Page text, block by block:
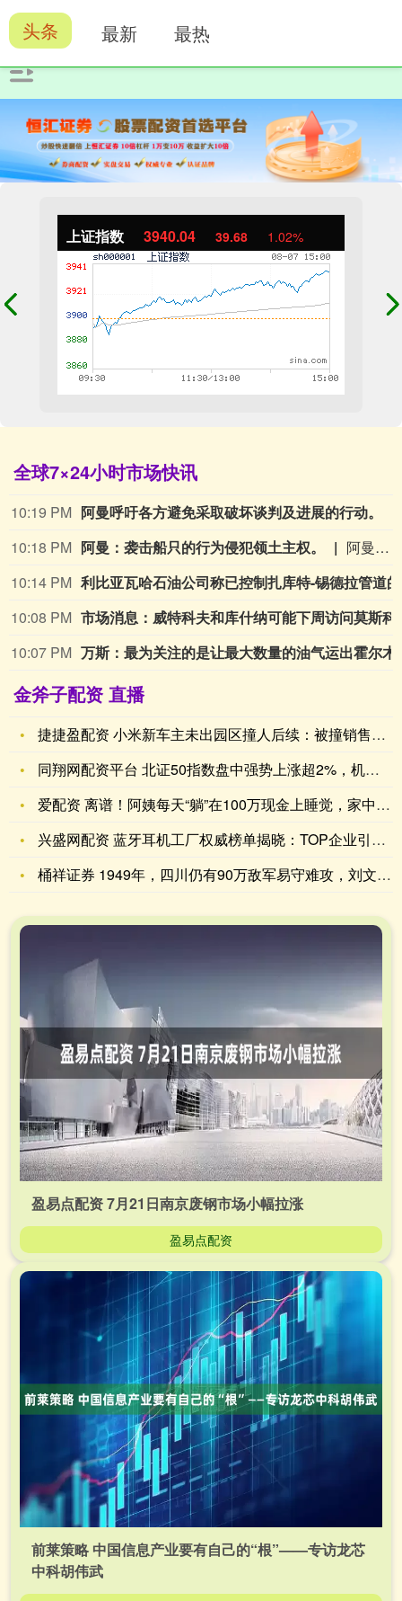
上证指数 3940.04 39.68 1.02%
全球7×24小时市场快讯
10:06 PM
10:06 PM 万斯谈伊朗谈判：过去几天取得了一些进展。
10:06 PM
10:05 PM 万斯：寻求伊朗承诺不会向船只开火。
万斯：寻求伊朗承诺不会向船只开火。
10:05 PM
金斧子配资 直播
捷捷盈配资 小米新车主未出园区撞人后续：被撞销售确认已经不幸
同翔网配资平台 北证50指数盘中强势上涨超2%，机构参与度不
爱配资 离谱！阿姨每天“躺”在100万现金上睡觉，家中成箱的
兴盛网配资 蓝牙耳机工厂权威榜单揭晓：TOP企业引领行业新风
桶祥证券 1949年，四川仍有90万敌军易守难攻，刘文辉和邓
盈易点配资 7月21日南京废钢市场小幅拉涨
盈易点配资
前莱策略 中国信息产业要有自己的“根”——专访龙芯
中科胡伟武
头条 最新 最热